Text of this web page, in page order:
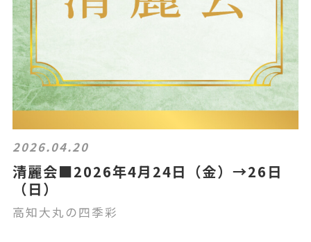
2026.04.20
清麗会■2026年4月24日（金）→26日
（日）
高知大丸の四季彩